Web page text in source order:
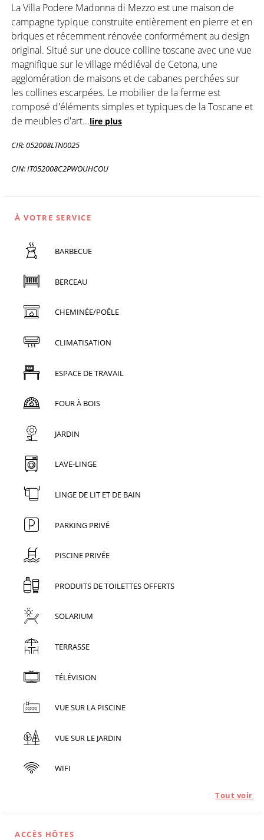
La Villa Podere Madonna di Mezzo est une maison de
campagne typique construite entièrement en pierre et en
briques et récemment rénovée conformément au design
original. Situé sur une douce colline toscane avec une vue
magnifique sur le village médiéval de Cetona, une
agglomération de maisons et de cabanes perchées sur
les collines escarpées. Le mobilier de la ferme est
composé d'éléments simples et typiques de la Toscane et
de meubles d'art...lire plus
CIR: 052008LTN0025
CIN: IT052008C2PWOUHCOU
À VOTRE SERVICE
BARBECUE
BERCEAU
CHEMINÉE/POÊLE
CLIMATISATION
ESPACE DE TRAVAIL
FOUR À BOIS
JARDIN
LAVE-LINGE
LINGE DE LIT ET DE BAIN
PARKING PRIVÉ
PISCINE PRIVÉE
PRODUITS DE TOILETTES OFFERTS
SOLARIUM
TERRASSE
TÉLÉVISION
VUE SUR LA PISCINE
VUE SUR LE JARDIN
WIFI
Tout voir
ACCÈS HÔTES